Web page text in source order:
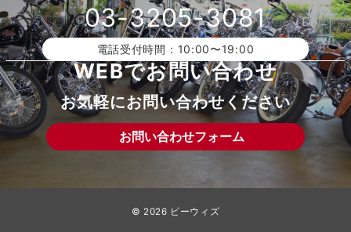
03-3205-3081
電話受付時間：10:00〜19:00
WEBでお問い合わせ
お気軽にお問い合わせください
お問い合わせフォーム
© 2026 ビーウィズ